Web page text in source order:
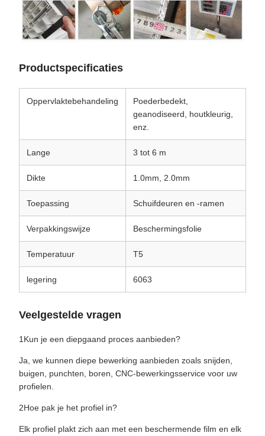
Productspecificaties
Oppervlaktebehandeling
Poederbedekt,
geanodiseerd, houtkleurig,
enz.
Lange 3 tot 6 m
Dikte 1.0mm, 2.0mm
Toepassing Schuifdeuren en -ramen
Verpakkingswijze Beschermingsfolie
Temperatuur T5
legering 6063
Veelgestelde vragen
1Kun je een diepgaand proces aanbieden?
Ja, we kunnen diepe bewerking aanbieden zoals snijden,
buigen, punchten, boren, CNC-bewerkingsservice voor uw
profielen.
2Hoe pak je het profiel in?
Elk profiel plakt zich aan met een beschermende film en elk